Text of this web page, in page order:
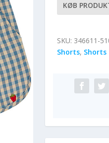
KØB
SKU: 346611-
Shorts, Shorts